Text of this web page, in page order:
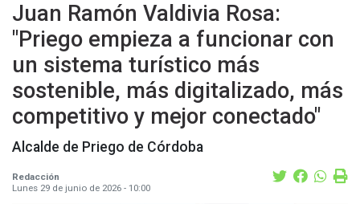
Juan Ramón Valdivia Rosa:
"Priego empieza a funcionar con
un sistema turístico más
sostenible, más digitalizado, más
competitivo y mejor conectado"
Alcalde de Priego de Córdoba
Redacción
Lunes 29 de junio de 2026 - 10:00